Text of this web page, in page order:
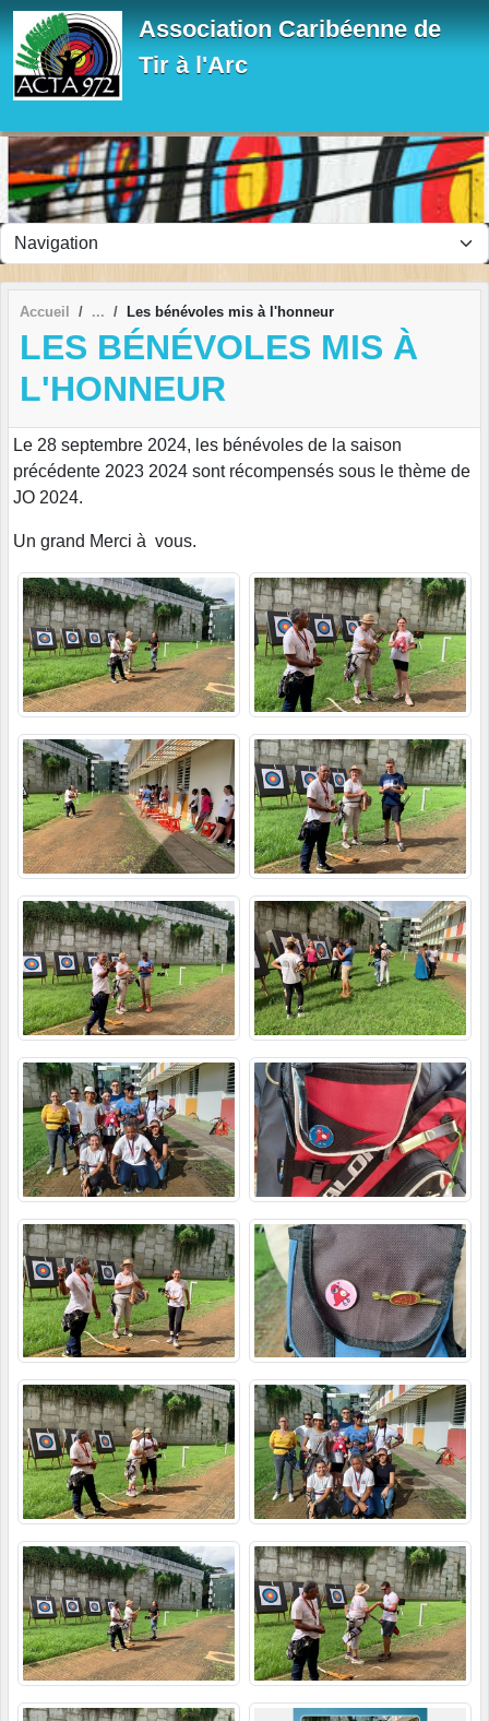
Association Caribéenne de
Tir à l'Arc
Accueil Les bénévoles mis à l'honneur
LES BÉNÉVOLES MIS À
L'HONNEUR
Le 28 septembre 2024, les bénévoles de la saison
précédente 2023 2024 sont récompensés sous le thème de
JO 2024.
Un grand Merci à vous.
Panneau de gestion des cookies